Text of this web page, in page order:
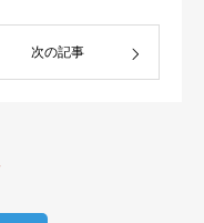
次の記事